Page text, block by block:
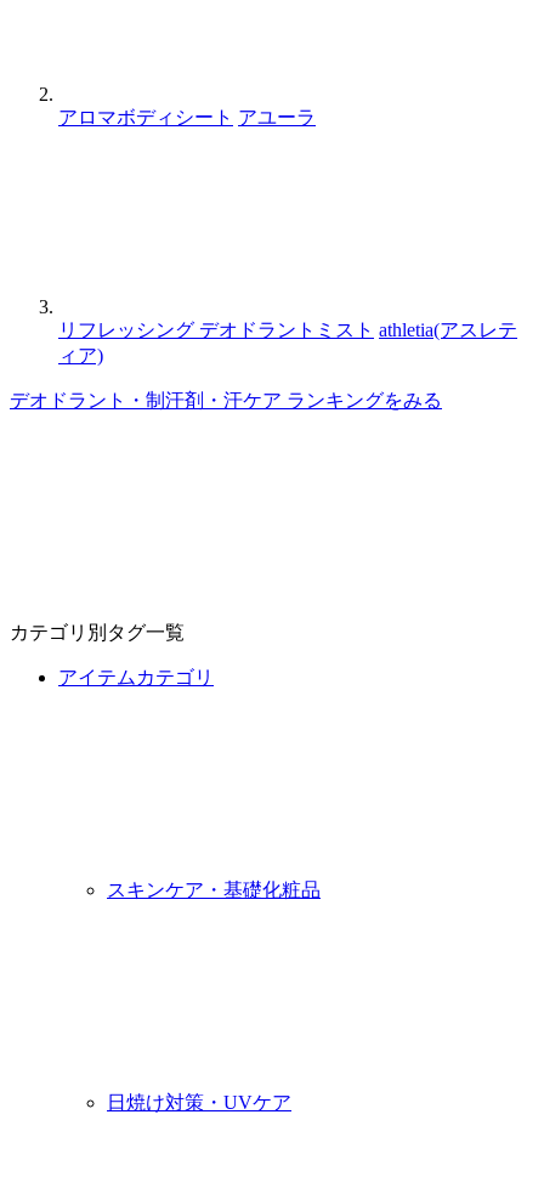
アロマボディシート アユーラ
リフレッシング デオドラントミスト athletia(アスレテ
ィア)
デオドラント・制汗剤・汗ケア ランキングをみる
カテゴリ別タグ一覧
アイテムカテゴリ
スキンケア・基礎化粧品
日焼け対策・UVケア